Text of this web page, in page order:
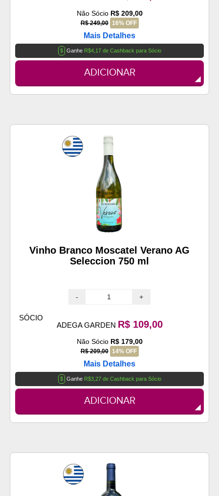
Não Sócio R$ 209,00
R$ 249,00 16% OFF
Mais Detalhes
$ Ganhe R$4,17 de Cashback para Sócio
ADICIONAR
Vinho Branco Moscatel Verano AG
Seleccion 750 ml
- +
SÓCIO
ADEGA GARDEN R$ 109,00
Não Sócio R$ 179,00
R$ 209,00 14% OFF
Mais Detalhes
$ Ganhe R$3,27 de Cashback para Sócio
ADICIONAR